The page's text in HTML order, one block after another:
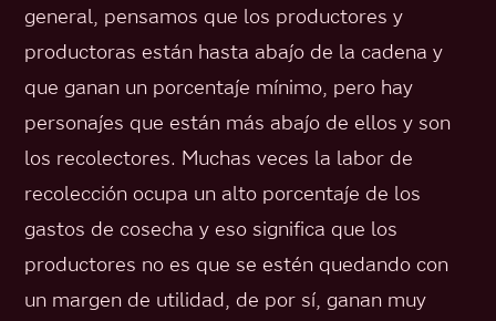
general, pensamos que los productores y
productoras están hasta abajo de la cadena y
que ganan un porcentaje mínimo, pero hay
personajes que están más abajo de ellos y son
los recolectores. Muchas veces la labor de
recolección ocupa un alto porcentaje de los
gastos de cosecha y eso significa que los
productores no es que se estén quedando con
un margen de utilidad, de por sí, ganan muy